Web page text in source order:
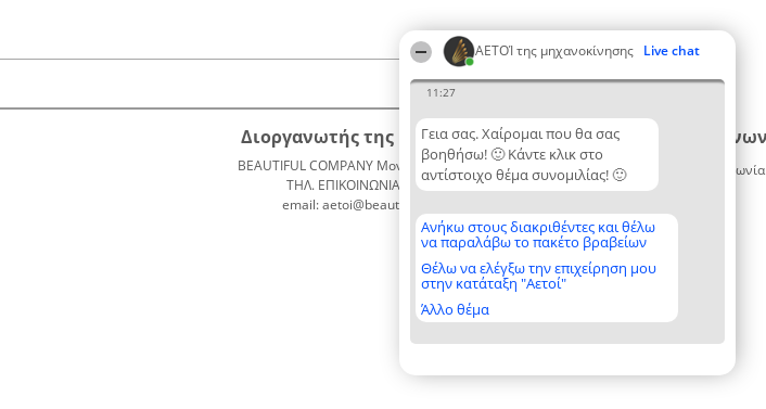
ΑΕΤΟΊ της μηχανοκίνησης Live chat
11:27
Γεια σας. Χαίρομαι που θα σας
βοηθήσω! 🙂 Κάντε κλικ στο
αντίστοιχο θέμα συνομιλίας! 🙂
Ανήκω στους διακριθέντες και θέλω
να παραλάβω το πακέτο βραβείων
Θέλω να ελέγξω την επιχείρηση μου
στην κατάταξη "Αετοί"
Άλλο θέμα
Διοργανωτής της κατάταξης
BEAUTIFUL COMPANY Μονοπρόσωπη ΙΚΕ
ΤΗΛ. ΕΠΙΚΟΙΝΩΝΙΑΣ: 2104128019
email: aetoi@beautifulcompany.co
Κατάταξη
Διακριθέντες
Λίστα
διακριθέντων
Μεθοδολογία
Όροι &
προϋποθέσεις
ΑΠΟΡΡΗΤΟΥ
Επικοινωνία